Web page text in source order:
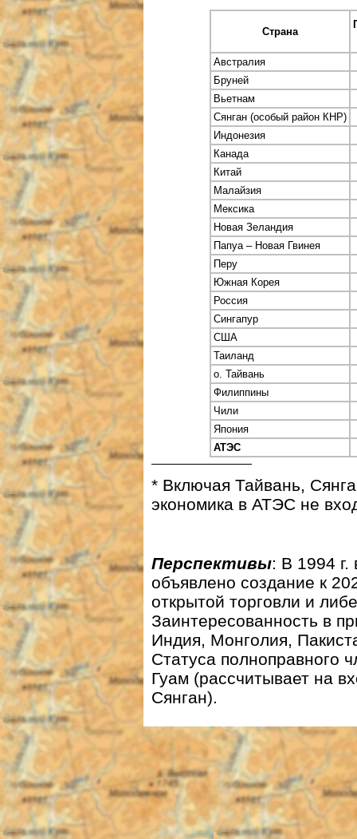
Страна
Австралия
Бруней
Вьетнам
Сянган (особый район КНР)
Индонезия
Канада
Китай
Малайзия
Мексика
Новая Зеландия
Папуа – Новая Гвинея
Перу
Южная Корея
Россия
Сингапур
США
Таиланд
о. Тайвань
Филиппины
Чили
Япония
АТЭС
* Включая Тайвань,
экономика в АТЭС не
Перспективы: В 1994 г.
объявлено создание к
открытой торговли и
Заинтересованность в
Индия, Монголия,
Статуса полноправного
Гуам (рассчитывает на
Сянган).